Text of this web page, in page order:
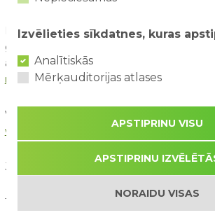
Lai apmeklējums izvērstos maksimāli
gan pārējiem parka apmeklētājiem, lūdzam
apmeklējuma iepazīties ar aktuālajiem
noteikumiem.
Vairāk par parku un aktuālajiem jaunumiem
www.abpark.lv
www.facebook.com/
Ja ir radušies papildus jautājumi, tad lūdzu
Tālr: +371 27 33 6600
Izvēlieties sīkdatnes, kuras
Analītiskās
Mērķauditorijas atlases
APSTIPRINU VISU
APSTIPRINU
NORAIDU VISAS